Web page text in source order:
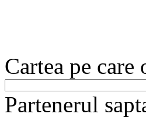
Cartea pe care
Partenerul